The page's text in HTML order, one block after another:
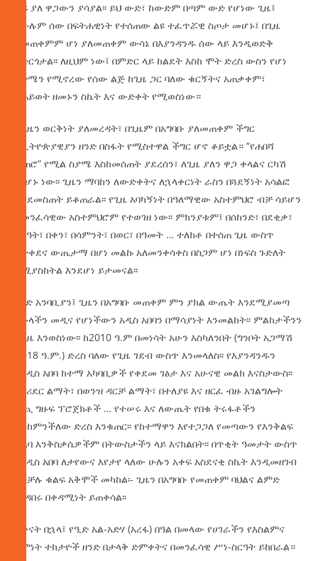
ከፍ ያለ ዋጋውን ያሳያል፡፡ ይህ ውድ፣ ከውድም በጣም ውድ የሆነው ጊዜ፤
ለሁሉም ሰው በፍትሐዊነት የተሰጠው ልዩ ተፈጥሯዊ ስጦታ መሆኑ፤ በጊዜ
የመጠቀምም ሆነ ያለመጠቀም ውሳኔ በእያንዳንዱ ሰው ላይ እንዲወድቅ
አድርጎታል፡፡ ለዚህም ነው፤ በምድር ላይ ከልደት እስከ ሞት ድረስ ውስን የሆነ
ዕድሜን የሚኖረው የሰው ልጅ ከጊዜ ጋር ባለው ቁርኝትና አጠቃቀም፣
የሕይወት ዘመኑን ስኬት እና ውድቀት የሚወስነው።
የጊዜን ወርቅነት ያለመረዳት፣ በጊዜም በአግባቡ ያለመጠቀም ችግር
በኢትዮጵያዊያን ዘንድ በስፋት የሚስተዋል ችግር ሆኖ ቆይቷል። “የሐበሻ
ቀጠሮ” የሚል ስያሜ እስከመሰጠት ያደረሰን፣ ለጊዜ ያለን ዋጋ ቀላልና ርካሽ
መሆኑ ነው፡፡ ጊዜን ማባከን ለውድቀትና ለኋላቀርነት ራስን በጓደኝነት አሳልፎ
እንደመስጠት ይቆጠራል፡፡ የጊዜ አባካኝነት በዓለማዊው አስተምህሮ ብቻ ሳይሆን
በመንፈሳዊው አስተምህሮም የተወገዘ ነው፡፡ ምክንያቱም፤ በሰከንድ፣ በደቂቃ፣
በሰዓት፣ በቀን፣ በሳምንት፣ በወር፣ በዓመት … ተለክቶ በተሰጠ ጊዜ ውስጥ
በታቀደና ውጤታማ በሆነ መልኩ አለመንቀሳቀስ በስጋም ሆነ በነፍስ ጉድለት
የሚያስከትል እንደሆነ ይታመናል፡፡
ውድ አንባቢያን፤ ጊዜን በአግባቡ መጠቀም ምን ያክል ውጤት እንደሚያመጣ
የሁላችን መዲና የሆነችውን አዲስ አበባን በማሳያነት እንመልከት፡፡ ምልከታችንን
በጊዜ እንወስነው፡፡ ከ2010 ዓ.ም በመነሳት አሁን እስካለንበት (ግንቦት አጋማሽ
2018 ዓ.ም.) ድረስ ባለው የጊዜ ገደብ ውስጥ እንመላለስ፡፡ የእያንዳንዱን
የአዲስ አበባ ከተማ አካባቢዎች የቀደመ ገፅታ እና አሁናዊ መልክ እናስታውስ፡፡
በኮሪደር ልማት፣ በወንዝ ዳርቻ ልማት፣ በተለያዩ እና ዘርፈ ብዙ አገልግሎት
ሰጪ ግዙፍ ፕሮጀክቶች … የተሠሩ እና ለውጤት የበቁ ትሩፋቶችን
እስከምንችለው ድረስ እንቁጠር፡፡ የከተማዋን እየተጋጋለ የመጣውን የእንቅልፍ
አልባ እንቅስቃሴዎችም በትውስታችን ላይ እናክልበት፡፡ በጥቂት ዓመታት ውስጥ
በአዲስ አበባ ለታየውና እየታየ ላለው ሁሉን አቀፍ አስደናቂ ስኬት እንዲመዘገብ
ካስቻሉ ቁልፍ አቅሞች መካከል፡- ጊዜን በአግባቡ የመጠቀም ባህልና ልምድ
መዳበሩ በቀዳሚነት ይጠቀሳል፡፡
ከቀናት በኋላ፤ የዒድ አል-አድሃ (አረፋ) በዓል በመላው የሀገራችን የእስልምና
እምነት ተከታዮች ዘንድ በታላቅ ድምቀትና በመንፈሳዊ ሥነ-ስርዓት ይከበራል።